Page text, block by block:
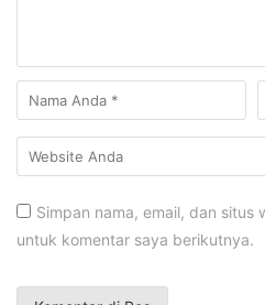
Simpan nama, email, dan
untuk komentar saya berikutnya.